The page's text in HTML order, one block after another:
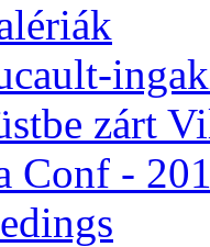
zárt
Conf -